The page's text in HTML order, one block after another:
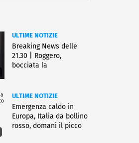
ULTIME NOTIZIE
Breaking News delle
21.30 | Roggero,
bocciata la
ULTIME NOTIZIE
Emergenza caldo in
Europa, Italia da bollino
rosso, domani il picco